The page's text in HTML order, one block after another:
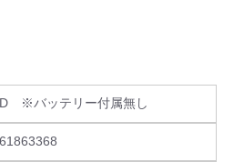
※バッテリー付属無し